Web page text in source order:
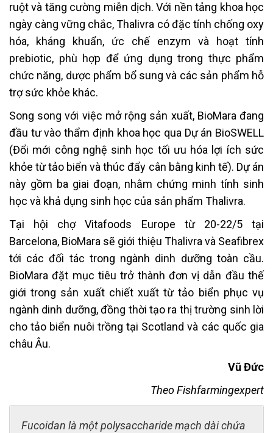
ruột và tăng cường miễn dịch. Với nền tảng khoa học
ngày càng vững chắc, Thalivra có đặc tính chống oxy
hóa, kháng khuẩn, ức chế enzym và hoạt tính
prebiotic, phù hợp để ứng dụng trong thực phẩm
chức năng, dược phẩm bổ sung và các sản phẩm hỗ
trợ sức khỏe khác.
Song song với việc mở rộng sản xuất, BioMara đang
đầu tư vào thẩm định khoa học qua Dự án BioSWELL
(Đổi mới công nghệ sinh học tối ưu hóa lợi ích sức
khỏe từ tảo biển và thúc đẩy cân bằng kinh tế). Dự án
này gồm ba giai đoạn, nhằm chứng minh tính sinh
học và khả dụng sinh học của sản phẩm Thalivra.
Tại hội chợ Vitafoods Europe từ 20-22/5 tại
Barcelona, BioMara sẽ giới thiệu Thalivra và Seafibrex
tới các đối tác trong ngành dinh dưỡng toàn cầu.
BioMara đặt mục tiêu trở thành đơn vị dẫn đầu thế
giới trong sản xuất chiết xuất từ tảo biển phục vụ
ngành dinh dưỡng, đồng thời tạo ra thị trường sinh lời
cho tảo biển nuôi trồng tại Scotland và các quốc gia
châu Âu.
Vũ Đức
Theo Fishfarmingexpert
Fucoidan là một polysaccharide mạch dài chứa